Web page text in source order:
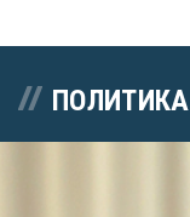
ПОЛИТИКА